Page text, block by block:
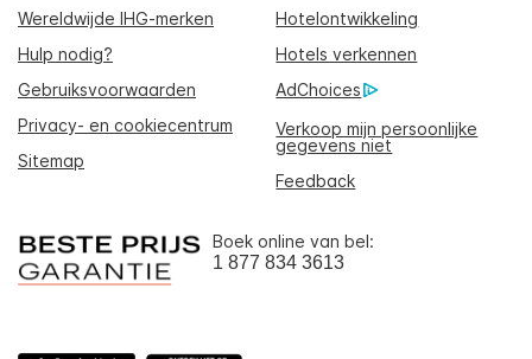
Wereldwijde IHG-merken
Hotelontwikkeling
Hulp nodig?
Hotels verkennen
Gebruiksvoorwaarden
AdChoices
Privacy- en cookiecentrum
Verkoop mijn persoonlijke
gegevens niet
Sitemap
Feedback
Boek online van bel:
1 877 834 3613